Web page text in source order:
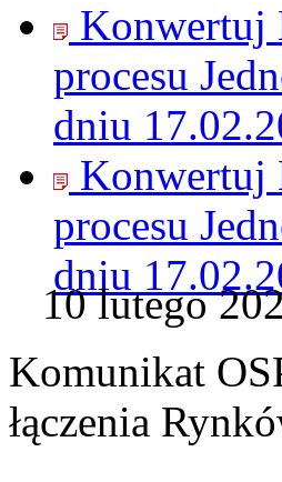
Konwertuj
procesu
dniu
Konwertuj
procesu
dniu
10 lutego
Komunikat
łączenia